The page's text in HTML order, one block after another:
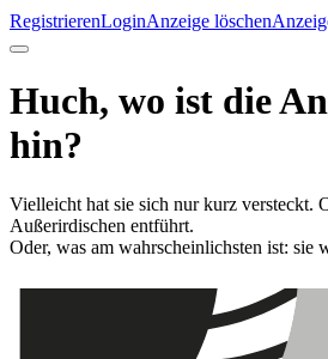
RegistrierenLoginAnzeige löschen
Huch, wo ist die
hin?
Vielleicht hat sie sich nur kurz versteckt.
Außerirdischen entführt.
Oder, was am wahrscheinlichsten ist: sie